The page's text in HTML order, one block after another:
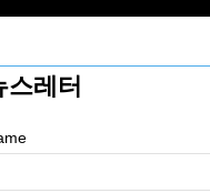
스레터